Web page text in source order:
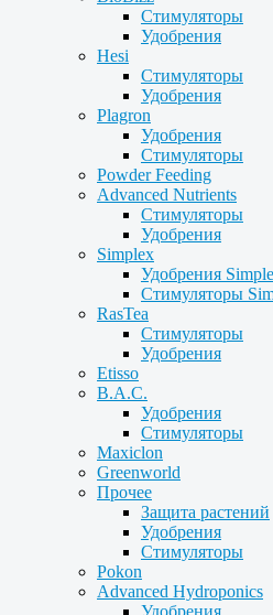
Стимуляторы
Удобрения
Hesi
Стимуляторы
Удобрения
Plagron
Удобрения
Стимуляторы
Powder Feeding
Advanced Nutrients
Стимуляторы
Удобрения
Simplex
Удобрения
Стимуляторы
RasTea
Стимуляторы
Удобрения
Etisso
B.A.C.
Удобрения
Стимуляторы
Maxiclon
Greenworld
Прочее
Защита растений
Удобрения
Стимуляторы
Pokon
Advanced Hydroponics
Удобрения